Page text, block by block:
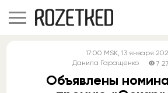
17:00 MSK, 13 января
Данила Гаращенко
7
Объявлены